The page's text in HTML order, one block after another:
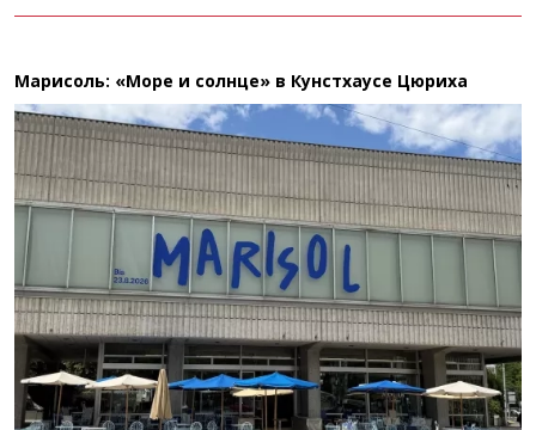
Марисоль: «Море и солнце» в Кунстхаусе Цюриха